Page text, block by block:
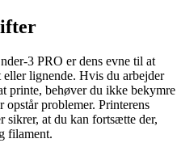
3 PRO er dens evne til at
lignende. Hvis du arbejder
printe, behøver du ikke bekymre
problemer. Printerens
sikrer, at du kan fortsætte der,
filament.